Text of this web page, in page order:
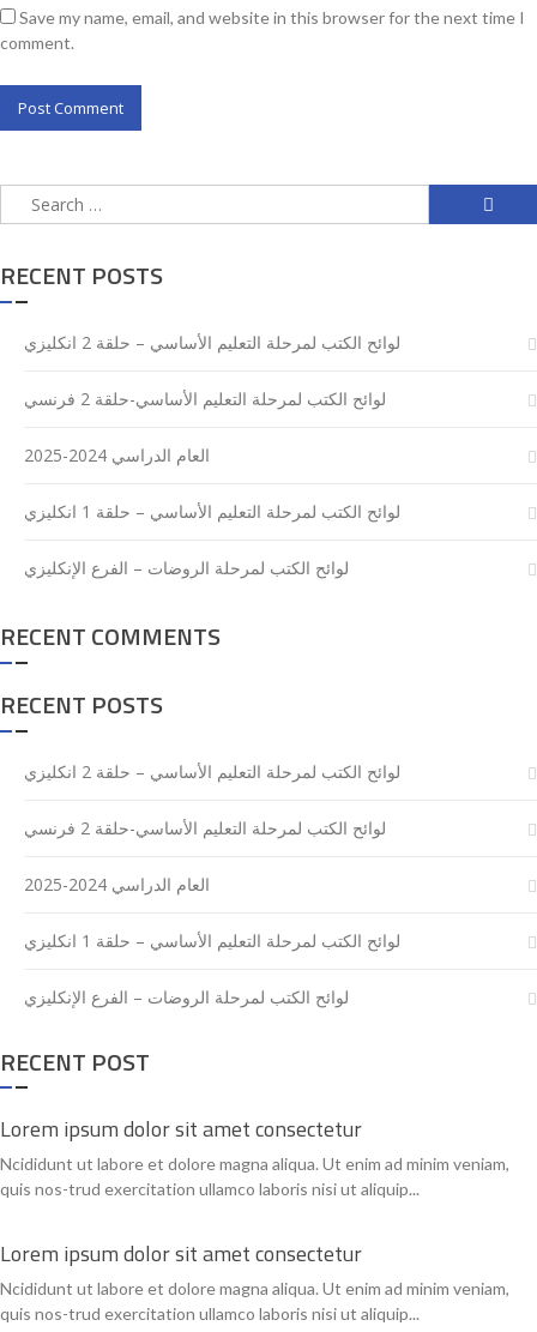
Save my name, email, and website in this browser for the next time I
comment.
Search
for:
RECENT POSTS
لوائح الكتب لمرحلة التعليم الأساسي – حلقة 2 انكليزي
لوائح الكتب لمرحلة التعليم الأساسي-حلقة 2 فرنسي
العام الدراسي 2024-2025
لوائح الكتب لمرحلة التعليم الأساسي – حلقة 1 انكليزي
لوائح الكتب لمرحلة الروضات – الفرع الإنكليزي
RECENT COMMENTS
RECENT POSTS
لوائح الكتب لمرحلة التعليم الأساسي – حلقة 2 انكليزي
لوائح الكتب لمرحلة التعليم الأساسي-حلقة 2 فرنسي
العام الدراسي 2024-2025
لوائح الكتب لمرحلة التعليم الأساسي – حلقة 1 انكليزي
لوائح الكتب لمرحلة الروضات – الفرع الإنكليزي
RECENT POST
Lorem ipsum dolor sit amet consectetur
Ncididunt ut labore et dolore magna aliqua. Ut enim ad minim veniam,
quis nos-trud exercitation ullamco laboris nisi ut aliquip...
Lorem ipsum dolor sit amet consectetur
Ncididunt ut labore et dolore magna aliqua. Ut enim ad minim veniam,
quis nos-trud exercitation ullamco laboris nisi ut aliquip...